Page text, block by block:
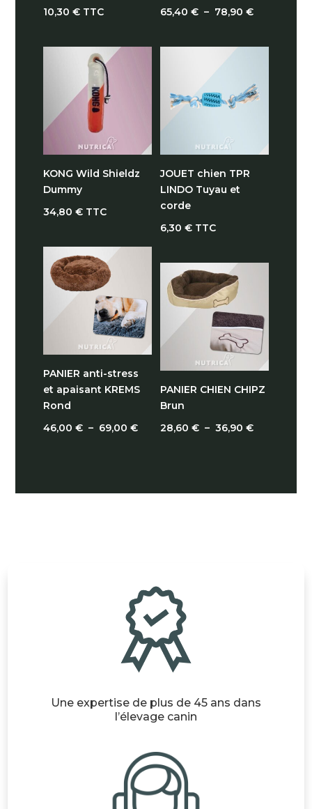
10,30€ TTC
65,40€ – 78,90€Plage
prix :
à
78,90 €
KONG Wild Shieldz
Dummy
34,80€ TTC
JOUET chien TPR
LINDO Tuyau et
corde
6,30€ TTC
PANIER anti-stress
et apaisant KREMS
Rond
46,00€ – 69,00€Plage
PANIER CHIEN CHIPZ
Brun
28,60€ – 36,90€Plage
Une expertise de plus de 45 ans dans
l’élevage canin